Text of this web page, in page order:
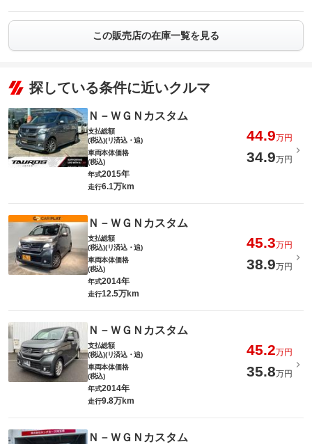
この販売店の在庫一覧を見る
探している条件に近いクルマ
Ｎ－ＷＧＮカスタム
支払総額
(税込)(リ済込・追)
44.9万円
車両本体価格
(税込)
34.9万円
年式2015年
走行6.1万km
Ｎ－ＷＧＮカスタム
支払総額
(税込)(リ済込・追)
45.3万円
車両本体価格
(税込)
38.9万円
年式2014年
走行12.5万km
Ｎ－ＷＧＮカスタム
支払総額
(税込)(リ済込・追)
45.2万円
車両本体価格
(税込)
35.8万円
年式2014年
走行9.8万km
Ｎ－ＷＧＮカスタム